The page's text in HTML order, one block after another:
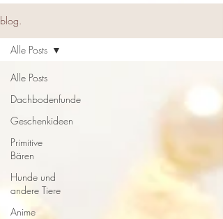
blog.
Alle Posts
Dachbodenfunde
Geschenkideen
Primitive
Bären
Hunde und
andere Tiere
Anime
Alle Posts